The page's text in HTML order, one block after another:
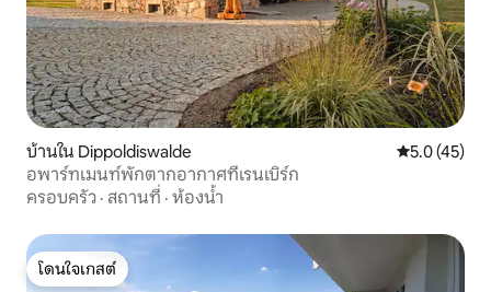
บ้านใน Dippoldiswalde คะแนนเฉลี่ย
5.0 (45)
อพาร์ทเมนท์พักตากอากาศที่เรนเบิร์ก
ครอบครัว · สถานที่ · ห้องน้ำ
โดนใจเกสต์
โดนใจเกสต์